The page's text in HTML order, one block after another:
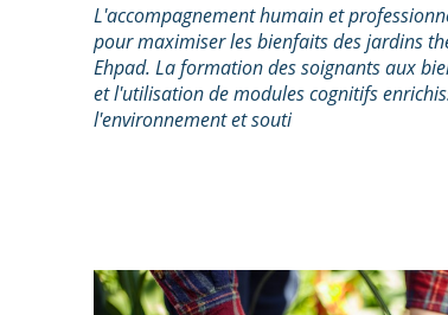
L'accompagnement humain et
pour maximiser les bienfaits des jardins
Ehpad. La formation des soignants aux
et l'utilisation de modules cognitifs
l'environnement et souti